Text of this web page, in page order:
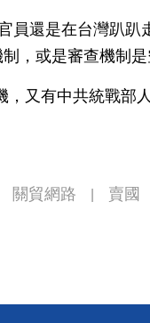
員還是在台灣趴趴
，或是審查機制是
，又有中共統戰部
關貿網路 賣國